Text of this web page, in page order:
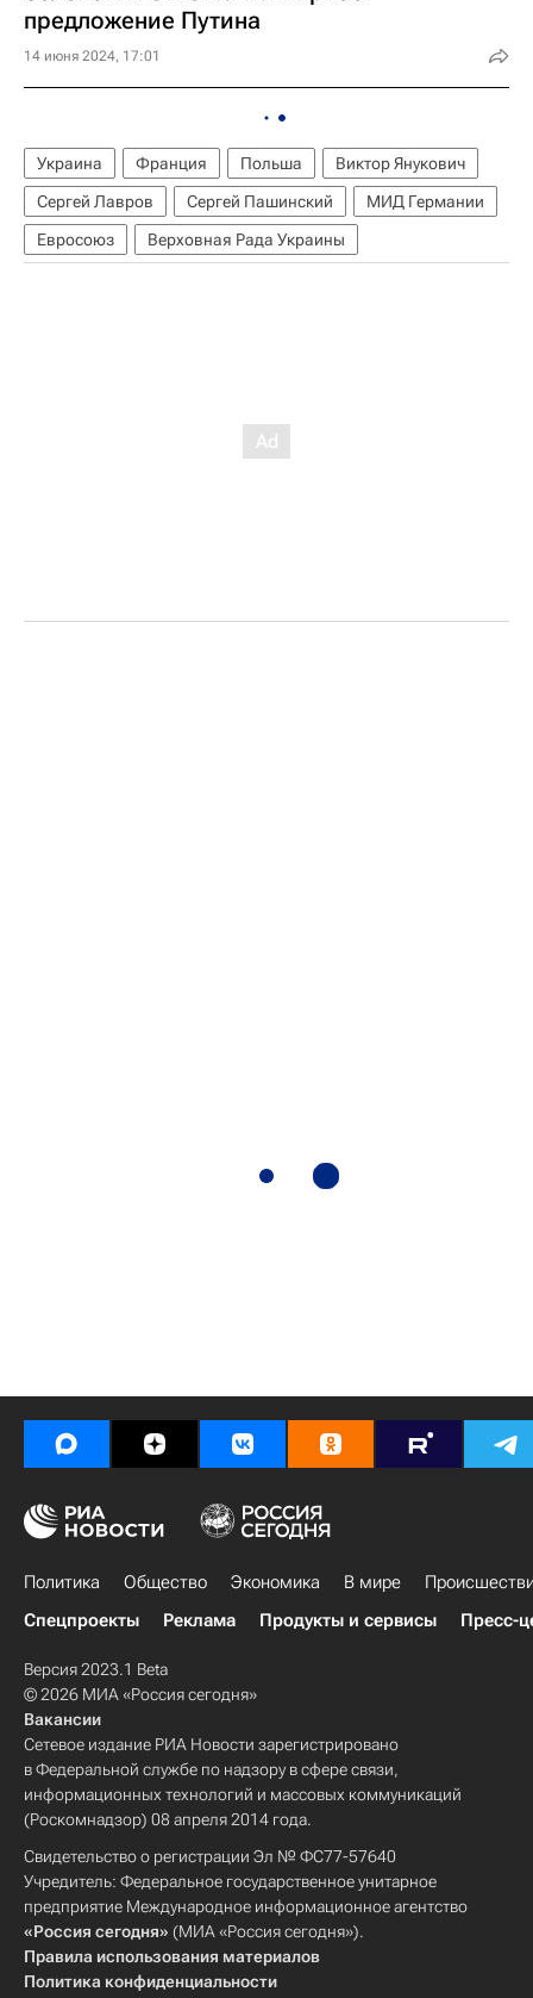
предложение Путина
14 июня 2024, 17:01
Украина Франция Польша
Виктор Янукович
Сергей Лавров
Сергей Пашинский
МИД Германии
Евросоюз
Верховная Рада Украины
Политика Общество Экономика В мире
Спецпроекты
Реклама Продукты и сервисы Пресс-
Версия 2023.1 Beta
© 2026 МИА «Россия сегодня»
Вакансии
Сетевое издание РИА Новости зарегистрировано
в Федеральной службе по надзору в сфере связи,
информационных технологий и массовых коммуникаций
(Роскомнадзор) 08 апреля 2014 года.
Свидетельство о регистрации Эл № ФС77-57640
Учредитель: Федеральное государственное унитарное
предприятие Международное информационное агентство
«Россия сегодня» (МИА «Россия сегодня»).
Правила использования материалов
Политика конфиденциальности